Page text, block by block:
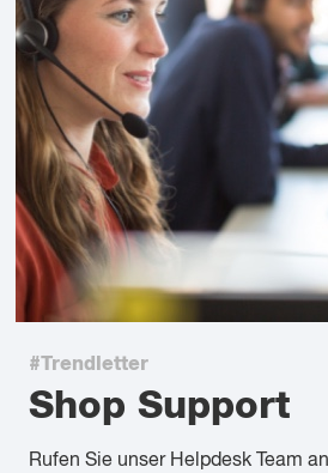
#Trendletter
Shop Support
Rufen Sie unser Helpdesk Team